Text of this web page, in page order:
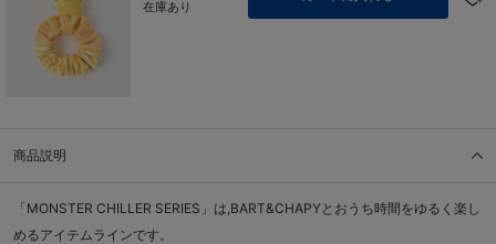
在庫あり
商品説明
「MONSTER CHILLER SERIES」は,BART&CHAPYとおうち時間をゆるく楽し
めるアイテムラインです。